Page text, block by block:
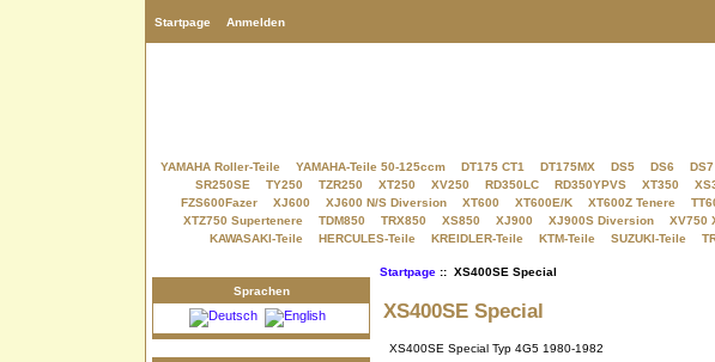
Startpage Anmelden
YAMAHA Roller-Teile YAMAHA-Teile 50-125ccm DT175 CT1 DT175MX DS5 DS6 DS7
SR250SE
TY250 TZR250 XT250 XV250 RD350LC RD350YPVS XT350
FZS600Fazer
XJ600 XJ600 N/S Diversion XT600 XT600E/K XT600Z Tenere
XTZ750 Supertenere
TDM850 TRX850 XS850 XJ900 XJ900S Diversion XV750
KAWASAKI-Teile
HERCULES-Teile KREIDLER-Teile KTM-Teile SUZUKI-Teile
Sprachen
Startpage:: XS400SE Special
XS400SE Special
XS400SE Special Typ 4G5 1980-1982